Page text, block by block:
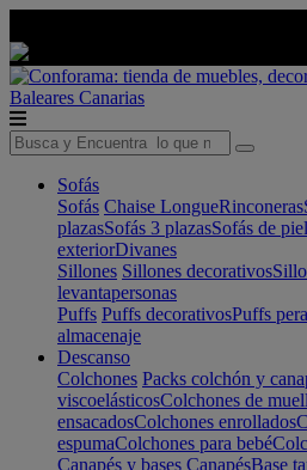
Baleares Canarias
Sofás
Sofás Chaise LongueRinconeras
plazasSofás 3 plazasSofás de piel
exteriorDivanes
Sillones Sillones decorativos
levantapersonas
Puffs Puffs decorativosPuffs pera
almacenaje
Descanso
Colchones Packs colchón y
viscoelásticosColchones de
ensacadosColchones enrollados
espumaColchones para bebé
Canapés y bases CanapésBase